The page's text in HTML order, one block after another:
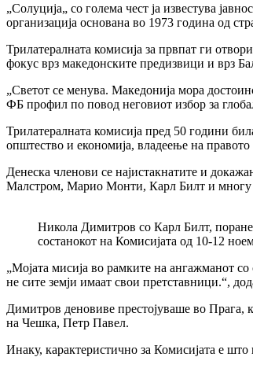
„Солуција„ со голема чест ја известува
организација основана во 1973 година од
Трилатералната комисија за првпат ги
фокус врз македонските предизвици и врз
„Светот се менува. Македонија мора
ФБ профил по повод неговиот избор за
Трилатералната комисија пред 50 години
општество и економија, владеење на правото
Денеска членови се најистакнатите и
Малстром, Марио Монти, Карл Билт и многу
Никола Димитров со Карл Билт,
состанокот на Комисијата од 10-12
„Мојата мисија во рамките на ангажманот
не сите земји имаат свои претставници.“,
Димитров деновиве престојуваше во Прага,
на Чешка, Петр Павел.
Инаку, карактеристично за Комисијата е